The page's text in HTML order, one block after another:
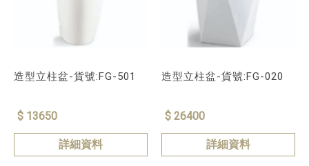
造型立柱盆-貨號:FG-501
$ 13650
詳細資料
造型立柱盆-貨號:FG-020
$ 26400
詳細資料